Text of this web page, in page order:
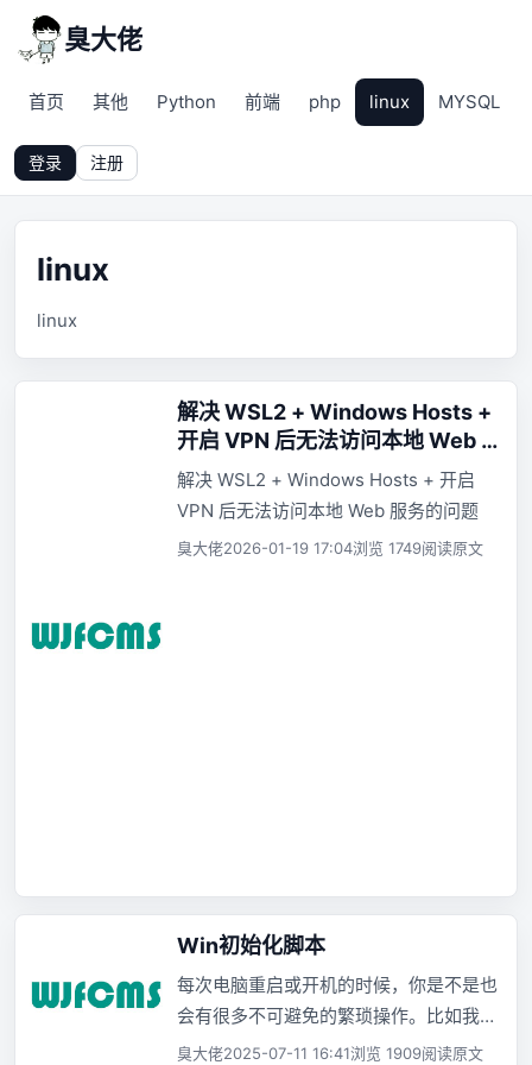
臭大佬
首页 其他 Python 前端 php linux MYSQL
登录 注册
linux
linux
解决 WSL2 + Windows Hosts +
开启 VPN 后无法访问本地 Web 服
务的问题
解决 WSL2 + Windows Hosts + 开启
VPN 后无法访问本地 Web 服务的问题
臭大佬2026-01-19 17:04浏览 1749阅读原文
Win初始化脚本
每次电脑重启或开机的时候，你是不是也
会有很多不可避免的繁琐操作。比如我要
配置开发环境，需要进入wsl里面去启动
臭大佬2025-07-11 16:41浏览 1909阅读原文